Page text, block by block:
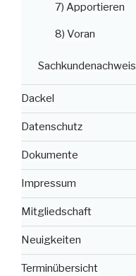
7) Apportieren
8) Voran
Sachkundenachweis
Dackel
Datenschutz
Dokumente
Impressum
Mitgliedschaft
Neuigkeiten
Terminübersicht